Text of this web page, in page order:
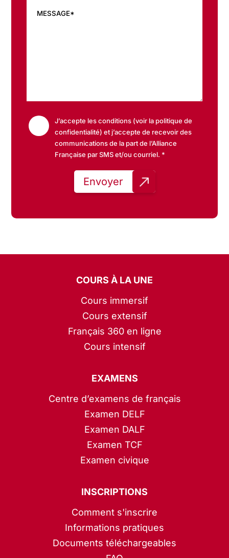
J’accepte les conditions (voir la politique de
confidentialité) et j’accepte de recevoir des
communications de la part de l’Alliance
Française par SMS et/ou courriel. *
COURS À LA UNE
Cours immersif
Cours extensif
Français 360 en ligne
Cours intensif
EXAMENS
Centre d’examens de français
Examen DELF
Examen DALF
Examen TCF
Examen civique
INSCRIPTIONS
Comment s'inscrire
Informations pratiques
Documents téléchargeables